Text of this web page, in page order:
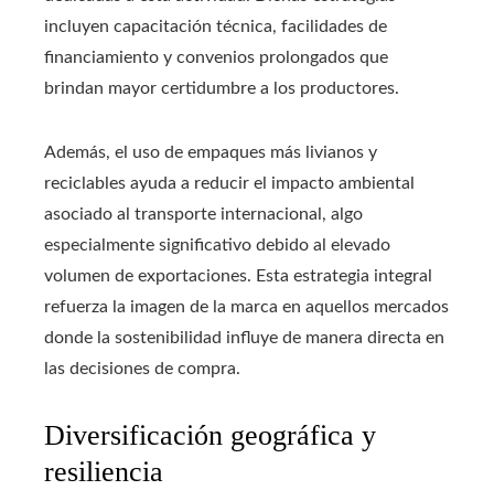
incluyen capacitación técnica, facilidades de
financiamiento y convenios prolongados que
brindan mayor certidumbre a los productores.
Además, el uso de empaques más livianos y
reciclables ayuda a reducir el impacto ambiental
asociado al transporte internacional, algo
especialmente significativo debido al elevado
volumen de exportaciones. Esta estrategia integral
refuerza la imagen de la marca en aquellos mercados
donde la sostenibilidad influye de manera directa en
las decisiones de compra.
Diversificación geográfica y
resiliencia